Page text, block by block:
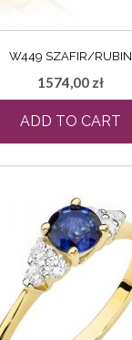
W449 SZAFIR/RUBIN
1574,00 zł
ADD TO CART